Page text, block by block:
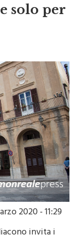
solo per
2020 - 11:29